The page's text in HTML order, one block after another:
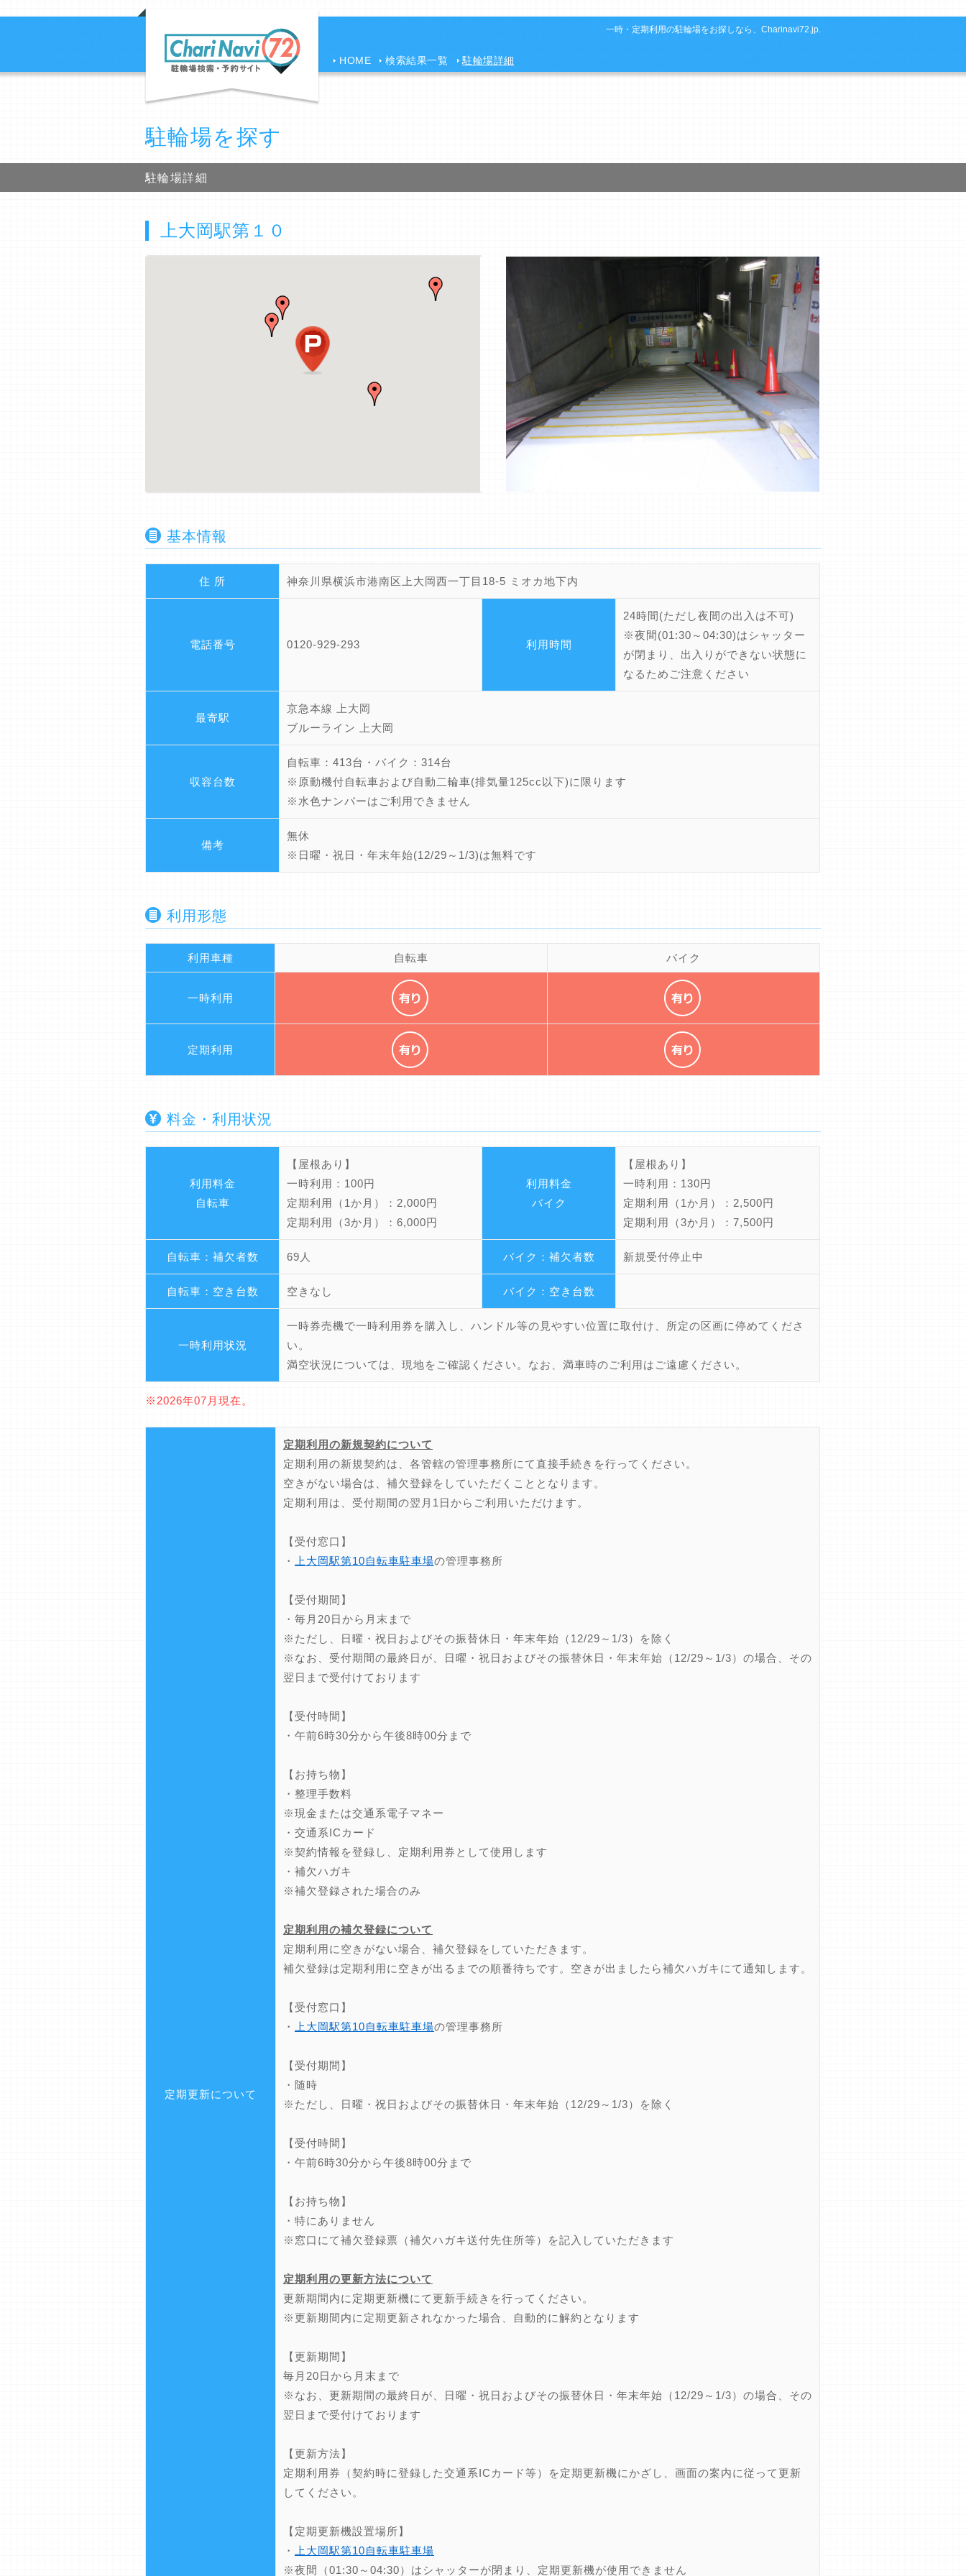
一時・定期利用の駐輪場をお探しなら、Charinavi72.jp.
HOME 検索結果一覧 駐輪場詳細
駐輪場を探す
駐輪場詳細
上大岡駅第１０
基本情報
住 所 神奈川県横浜市港南区上大岡西一丁目18-5 ミオカ地下内
電話番号 0120-929-293 利用時間
24時間(ただし夜間の出入は不可)
※夜間(01:30～04:30)はシャッター
が閉まり、出入りができない状態に
なるためご注意ください
最寄駅
京急本線 上大岡
ブルーライン 上大岡
収容台数
自転車：413台・バイク：314台
※原動機付自転車および自動二輪車(排気量125cc以下)に限ります
※水色ナンバーはご利用できません
備考
無休
※日曜・祝日・年末年始(12/29～1/3)は無料です
利用形態
利用車種 自転車 バイク
一時利用
定期利用
料金・利用状況
利用料金
自転車
【屋根あり】
一時利用：100円
定期利用（1か月）：2,000円
定期利用（3か月）：6,000円
利用料金
バイク
【屋根あり】
一時利用：130円
定期利用（1か月）：2,500円
定期利用（3か月）：7,500円
自転車：補欠者数 69人 バイク：補欠者数 新規受付停止中
自転車：空き台数 空きなし バイク：空き台数
一時利用状況
一時券売機で一時利用券を購入し、ハンドル等の見やすい位置に取付け、所定の区画に停めてくださ
い。
満空状況については、現地をご確認ください。なお、満車時のご利用はご遠慮ください。
※2026年07月現在。
定期更新について
定期利用の新規契約について
定期利用の新規契約は、各管轄の管理事務所にて直接手続きを行ってください。
空きがない場合は、補欠登録をしていただくこととなります。
定期利用は、受付期間の翌月1日からご利用いただけます。
【受付窓口】
・
上大岡駅第10自転車駐車場の管理事務所
【受付期間】
・毎月20日から月末まで
※ただし、日曜・祝日およびその振替休日・年末年始（12/29～1/3）を除く
※なお、受付期間の最終日が、日曜・祝日およびその振替休日・年末年始（12/29～1/3）の場合、その
翌日まで受付けております
【受付時間】
・午前6時30分から午後8時00分まで
【お持ち物】
・整理手数料
※現金または交通系電子マネー
・交通系ICカード
※契約情報を登録し、定期利用券として使用します
・補欠ハガキ
※補欠登録された場合のみ
定期利用の補欠登録について
定期利用に空きがない場合、補欠登録をしていただきます。
補欠登録は定期利用に空きが出るまでの順番待ちです。空きが出ましたら補欠ハガキにて通知します。
【受付窓口】
・
上大岡駅第10自転車駐車場の管理事務所
【受付期間】
・随時
※ただし、日曜・祝日およびその振替休日・年末年始（12/29～1/3）を除く
【受付時間】
・午前6時30分から午後8時00分まで
【お持ち物】
・特にありません
※窓口にて補欠登録票（補欠ハガキ送付先住所等）を記入していただきます
定期利用の更新方法について
更新期間内に定期更新機にて更新手続きを行ってください。
※更新期間内に定期更新されなかった場合、自動的に解約となります
【更新期間】
毎月20日から月末まで
※なお、更新期間の最終日が、日曜・祝日およびその振替休日・年末年始（12/29～1/3）の場合、その
翌日まで受付けております
【更新方法】
定期利用券（契約時に登録した交通系ICカード等）を定期更新機にかざし、画面の案内に従って更新
してください。
【定期更新機設置場所】
・
上大岡駅第10自転車駐車場
※夜間（01:30～04:30）はシャッターが閉まり、定期更新機が使用できません